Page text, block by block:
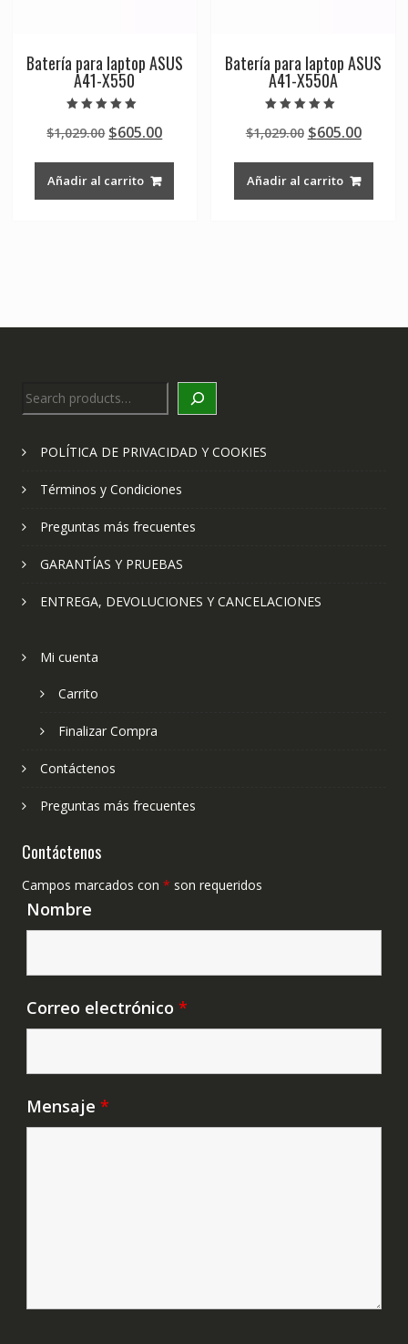
Batería para laptop ASUS
A41-X550
5.00
de 5
$1,029.00 Original
was:
$1,029.00.
$605.00Current
Añadir al carrito
Batería para laptop ASUS
A41-X550A
5.00
de 5
$1,029.00 Original
was:
$1,029.00.
$605.00
Añadir al carrito
Search
POLÍTICA DE PRIVACIDAD Y COOKIES
Términos y Condiciones
Preguntas más frecuentes
GARANTÍAS Y PRUEBAS
ENTREGA, DEVOLUCIONES Y CANCELACIONES
Mi cuenta
Carrito
Finalizar Compra
Contáctenos
Preguntas más frecuentes
Contáctenos
Campos marcados con * son requeridos
Nombre
Correo electrónico *
Mensaje *